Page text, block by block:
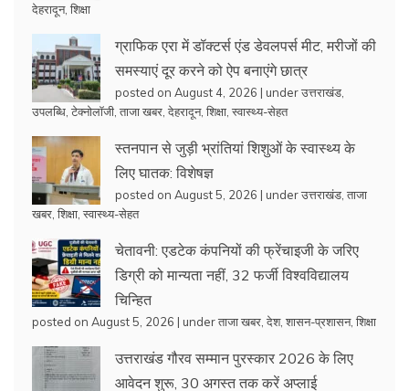
देहरादून, शिक्षा
ग्राफिक एरा में डॉक्टर्स एंड डेवलपर्स मीट, मरीजों की
समस्याएं दूर करने को ऐप बनाएंगे छात्र
posted on August 4, 2026 | underउत्तराखंड
उपलब्धि टेक्नोलॉजी ताजा खबर देहरादून, शिक्षा स्वास्थ्य-सेहत
स्तनपान से जुड़ी भ्रांतियां शिशुओं के स्वास्थ्य के
लिए घातक: विशेषज्ञ
posted on August 5, 2026 | underउत्तराखंड ताजा
खबर शिक्षा स्वास्थ्य-सेहत
चेतावनी: एडटेक कंपनियों की फ्रेंचाइजी के जरिए
डिग्री को मान्यता नहीं, 32 फर्जी विश्वविद्यालय
चिन्हित
posted on August 5, 2026 | underताजा खबर देश, शासन-प्रशासन, शिक्षा
उत्तराखंड गौरव सम्मान पुरस्कार 2026 के लिए
आवेदन शुरू, 30 अगस्त तक करें अप्लाई